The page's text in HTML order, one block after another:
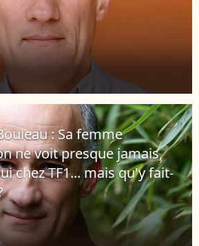
: Sa femme
ne voit presque jamais,
chez TF1... mais qu'y fait-